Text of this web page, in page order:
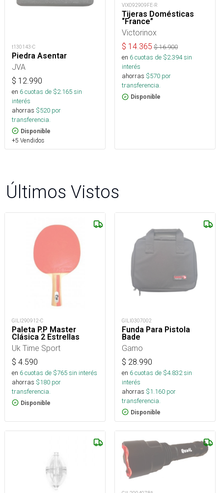
t130143-C
Piedra Asentar
JVA
$ 12.990
en 6cuotas de $2.165sin
interés
ahorras $520 por
transferencia.
Disponible
+5 Vendidos
VIX092909FE-R
Tijeras Domésticas
“France”
Victorinox
$ 14.365 $16.900
en 6cuotas de $2.394sin
interés
ahorras $570 por
transferencia.
Disponible
Últimos Vistos
GILI290912-C
Paleta P.P Master
Clásica 2 Estrellas
Uk Time Sport
$ 4.590
en 6cuotas de $765sin interés
ahorras $180 por
transferencia.
Disponible
GILI0307002
Funda Para Pistola
Bade
Gamo
$ 28.990
en 6cuotas de $4.832sin
interés
ahorras $1.160 por
transferencia.
Disponible